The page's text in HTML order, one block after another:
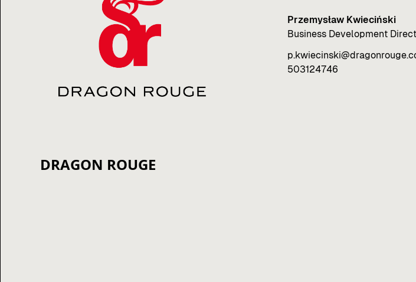
DRAGON ROUGE
Przemysław Kwieciński
Business Development
503124746